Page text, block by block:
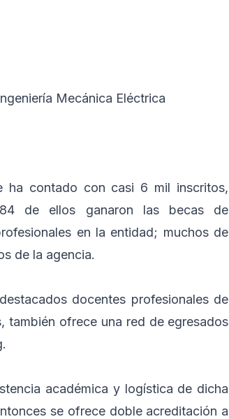
Mecánica Eléctrica
ha contado con casi 6 mil inscritos,
de ellos ganaron las becas de
en la entidad; muchos de
de la agencia.
docentes profesionales de
también ofrece una red de egresados
académica y logística de dicha
se ofrece doble acreditación a